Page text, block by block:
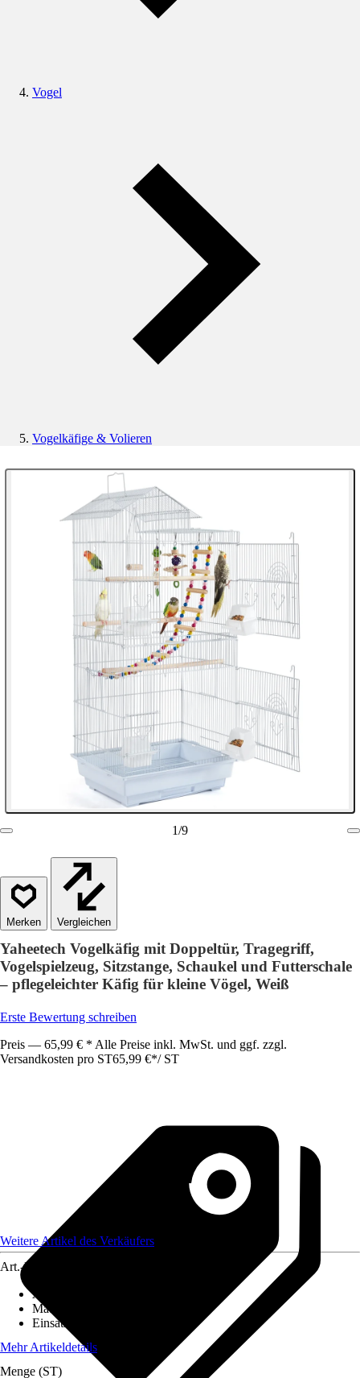
Vogel
Vogelkäfige & Volieren
1/9
Vergleichen
Yaheetech Vogelkäfig mit Doppeltür, Tragegriff,
Vogelspielzeug, Sitzstange, Schaukel und Futterschale
– pflegeleichter Käfig für kleine Vögel, Weiß
Erste Bewertung schreiben
Preis — 65,99 € * Alle Preise inkl. MwSt. und ggf. zzgl.
Versandkosten pro ST65,99 €*/ ST
Weitere Artikel des Verkäufers
Art.-Nr.
Artikeltyp
Material
Einsatzbereich
Mehr Artikeldetails
Menge (ST)